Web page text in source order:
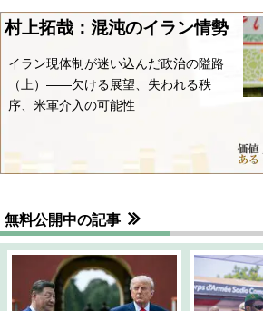
村上拓哉：混沌のイラン情勢
イラン現体制が迷い込んだ政治の隘路
（上）――欠ける展望、失われる秩
序、米軍介入の可能性
無料公開中の記事